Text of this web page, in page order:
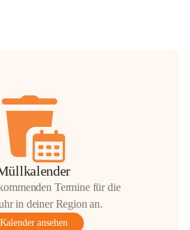
Termine für die
in deiner Region an.
Kalender ansehen